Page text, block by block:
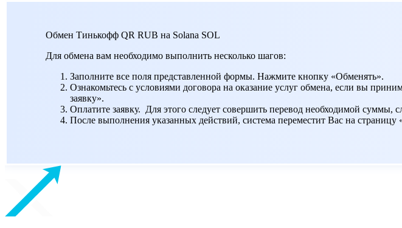
Обмен Тинькофф QR RUB на Solana SOL
Для обмена вам необходимо выполнить несколько шагов:
Заполните все поля представленной формы. Нажмите кнопку «Обменять».
Ознакомьтесь с условиями договора на оказание услуг обмена, если вы
заявку».
Оплатите заявку. Для этого следует совершить перевод необходимой суммы,
После выполнения указанных действий, система переместит Вас на страницу